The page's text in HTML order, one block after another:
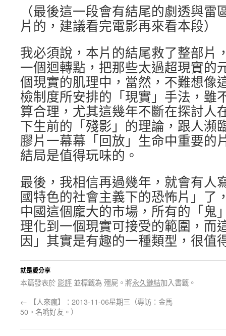
（最後這一段會有結尾的劇透與雷
片的，建議看完電影再來看本段）
我必須說，本片的結尾救了整部片
一個迴轉點，把那些太過超現實的
個現實的肌理中，當然，不難想像
檢制度所安排的「現實」手法，雖
算合理，尤其這幾年不斷在探討人
下生前的「殘影」的理論，跟人瀕
膠片一幕幕「回放」生命中重要的
結局是值得玩味的。
最後，我相信再過幾年，就會有人
國特色的社會主義下的恐怖片」了
中國這個龐大的市場，所有的「鬼
理化到一個現實可接受的範圍，而
因」其實是有趣的一種類型，很值
就是愛分享
本篇發表於 影評 並標籤為 殭屍。將永久鏈結加入書籤。
← 【人來瘋】：2013-11-06星期三（專訪：金馬
50。名嘴好友。）